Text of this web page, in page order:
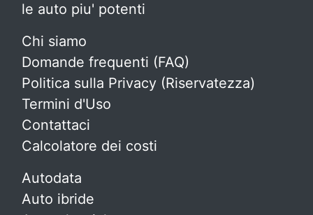
le auto piu' potenti
Chi siamo
Domande frequenti (FAQ)
Politica sulla Privacy (Riservatezza)
Termini d'Uso
Contattaci
Calcolatore dei costi
Autodata
Auto ibride